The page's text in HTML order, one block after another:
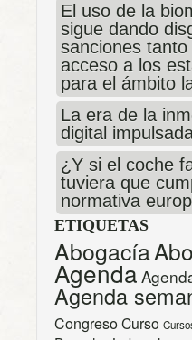
El uso de la
sigue dando
sanciones tanto
acceso a los
para el ámbito
La era de la
digital
¿Y si el coche
tuviera que
normativa
ETIQUETAS
Abogacía
Agenda
Agenda
CongresoCurso